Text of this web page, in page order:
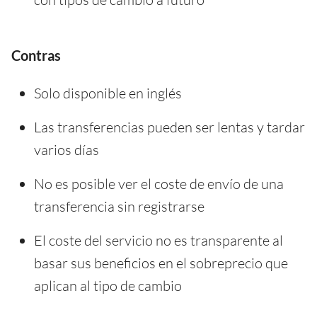
Contras
Solo disponible en inglés
Las transferencias pueden ser lentas y tardar
varios días
No es posible ver el coste de envío de una
transferencia sin registrarse
El coste del servicio no es transparente al
basar sus beneficios en el sobreprecio que
aplican al tipo de cambio